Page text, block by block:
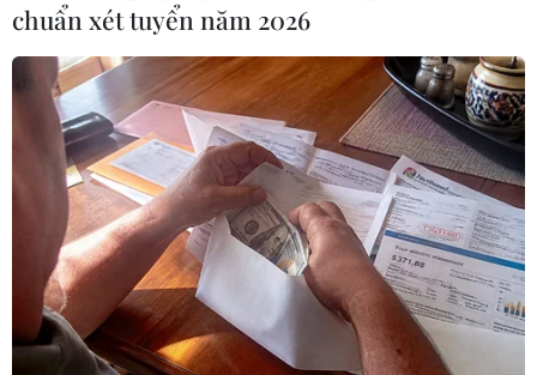
#Xây dựng #Israel #Jerusalem
#Nhà định cư
#Liên hợp quốc
#Palestine #Donald Trump Israel
chuẩn xét tuyển năm 2026